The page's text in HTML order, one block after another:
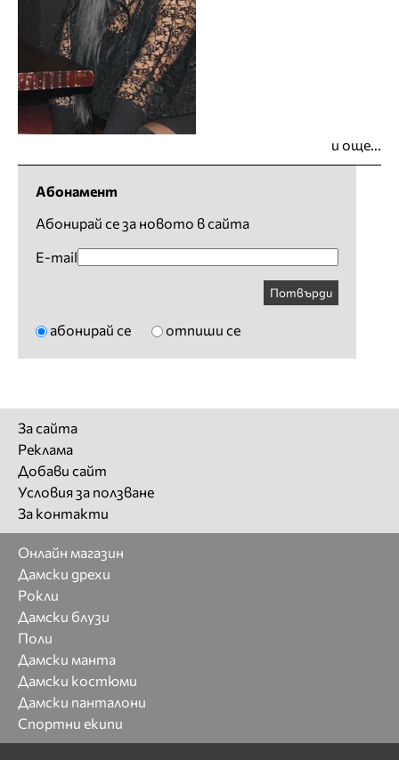
и още...
Абонамент
Абонирай се за новото в сайта
E-mail
Потвърди
абонирай се отпиши се
За сайта
Реклама
Добави сайт
Условия за ползване
За контакти
Онлайн магазин
Дамски дрехи
Рокли
Дамски блузи
Поли
Дамски манта
Дамски костюми
Дамски панталони
Спортни екипи